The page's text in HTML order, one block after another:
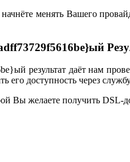
менять Вашего
результат даёт нам
его доступность через
Вы желаете получить DSL-